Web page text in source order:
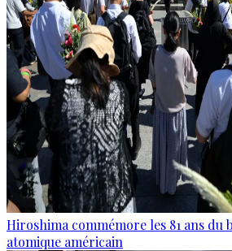
Hiroshima commémore les 81 ans du
atomique américain